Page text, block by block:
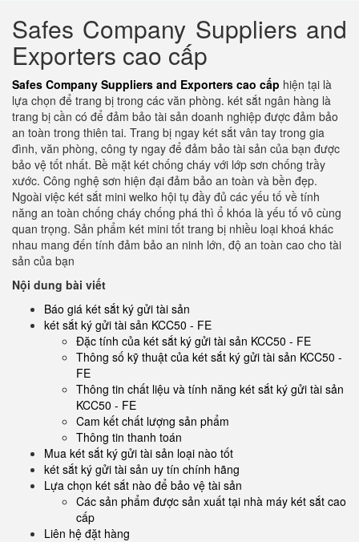
Safes Company Suppliers and
Exporters cao cấp
Safes Company Suppliers and Exporters cao cấp hiện tại là
lựa chọn để trang bị trong các văn phòng. két sắt ngân hàng là
trang bị cần có để đảm bảo tài sản doanh nghiệp được đảm bảo
an toàn trong thiên tai. Trang bị ngay két sắt vân tay trong gia
đình, văn phòng, công ty ngay để đảm bảo tài sản của bạn được
bảo vệ tốt nhất. Bề mặt két chống cháy với lớp sơn chống trầy
xước. Công nghệ sơn hiện đại đảm bảo an toàn và bền đẹp.
Ngoài việc két sắt mini welko hội tụ đầy đủ các yếu tố về tính
năng an toàn chống cháy chống phá thì ổ khóa là yếu tố vô cùng
quan trọng. Sản phẩm két mini tốt trang bị nhiều loại khoá khác
nhau mang đến tính đảm bảo an ninh lớn, độ an toàn cao cho tài
sản của bạn
Nội dung bài viết
Báo giá két sắt ký gửi tài sản
két sắt ký gửi tài sản KCC50 - FE
Đặc tính của két sắt ký gửi tài sản KCC50 - FE
Thông số kỹ thuật của két sắt ký gửi tài sản KCC50 -
FE
Thông tin chất liệu và tính năng két sắt ký gửi tài sản
KCC50 - FE
Cam kết chất lượng sản phẩm
Thông tin thanh toán
Mua két sắt ký gửi tài sản loại nào tốt
két sắt ký gửi tài sản uy tín chính hãng
Lựa chọn két sắt nào để bảo vệ tài sản
Các sản phẩm được sản xuất tại nhà máy két sắt cao
cấp
Liên hệ đặt hàng